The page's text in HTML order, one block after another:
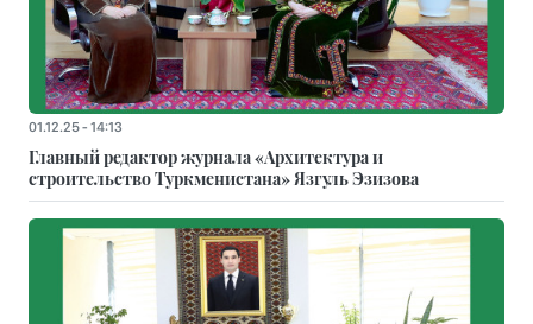
01.12.25 - 14:13
Главный редактор журнала «Архитектура и
строительство Туркменистана» Язгуль Эзизова